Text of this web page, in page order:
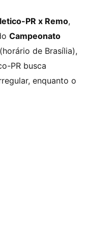
PR x Remo,
Campeonato
de Brasília),
PR busca
enquanto o